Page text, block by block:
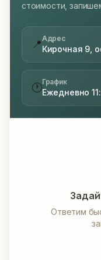
стоимости,
📍Адрес
Кирочная 9,
🕐График
Ежедневно
Ответим